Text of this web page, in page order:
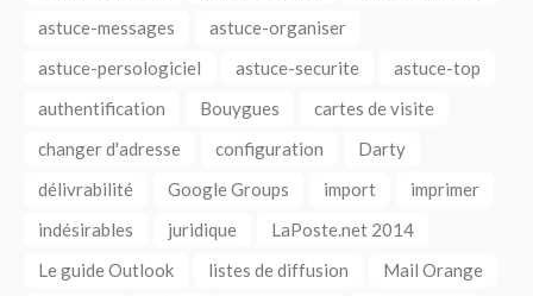
astuce-messages
astuce-organiser
astuce-persologiciel
astuce-securite
astuce-top
authentification
Bouygues
cartes de visite
changer d'adresse
configuration
Darty
délivrabilité
Google Groups import
imprimer
indésirables
juridique
LaPoste.net 2014
Le guide Outlook
listes de diffusion
Mail Orange